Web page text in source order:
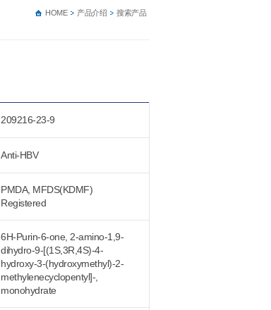
HOME 产品介绍 搜索产品
209216-23-9
Anti-HBV
PMDA, MFDS(KDMF)
Registered
6H-Purin-6-one, 2-amino-1,9-
dihydro-9-[(1S,3R,4S)-4-
hydroxy-3-(hydroxymethyl)-2-
methylenecyclopentyl]-,
monohydrate